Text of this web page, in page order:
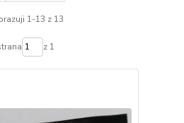
1-13 z 13
z 1